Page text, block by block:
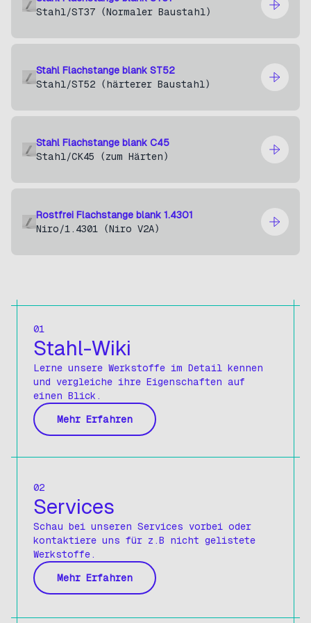
Produkttyp
Rundstangen Blank
Vierkantstangen Blank
Profile
Winkelprofil
T-Profil
U-Profil
Rundrohre Nahtlos
Vierkantrohre Geschliffen
Rechteckrohre
Rechteckrohre Geschliffen
Blech
Stahl/ST37 (Normaler Baustahl)
Stahl Flachstange blank ST52
Stahl/ST52 (härterer Baustahl)
Stahl Flachstange blank C45
Stahl/CK45 (zum Härten)
Rostfrei Flachstange blank 1.4301
Niro/1.4301 (Niro V2A)
01
Stahl-Wiki
Lerne unsere Werkstoffe im Detail kennen
und vergleiche ihre Eigenschaften auf
einen Blick.
Mehr Erfahren
02
Services
Schau bei unseren Services vorbei oder
kontaktiere uns für z.B nicht gelistete
Werkstoffe.
Mehr Erfahren